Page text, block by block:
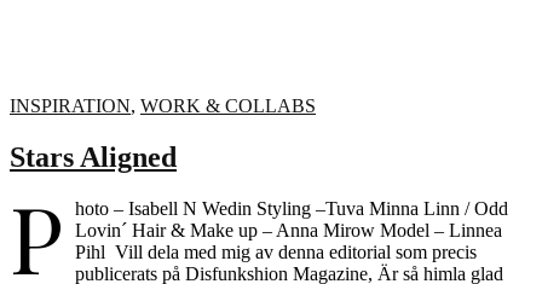
INSPIRATION, WORK & COLLABS
Stars Aligned
P
hoto – Isabell N Wedin Styling –Tuva Minna Linn / Odd
Lovin´ Hair & Make up – Anna Mirow Model – Linnea
Pihl Vill dela med mig av denna editorial som precis
publicerats på Disfunkshion Magazine, Är så himla glad